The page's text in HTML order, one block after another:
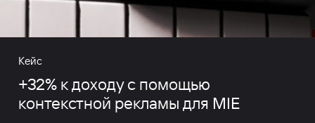
Кейс
+32% к доходу с помощью
контекстной рекламы для MIE